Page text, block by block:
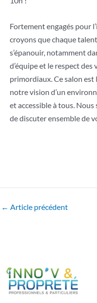
Fortement engagés pour
croyons que chaque
s’épanouir, notamment
d’équipe et le respect
primordiaux. Ce salon est
notre vision d’un
et accessible à tous.
de discuter ensemble de
Navigation
← Article précédent